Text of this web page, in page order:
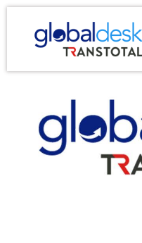
Etiqueta:fin de año
COMUNICADO FIN DE AÑO